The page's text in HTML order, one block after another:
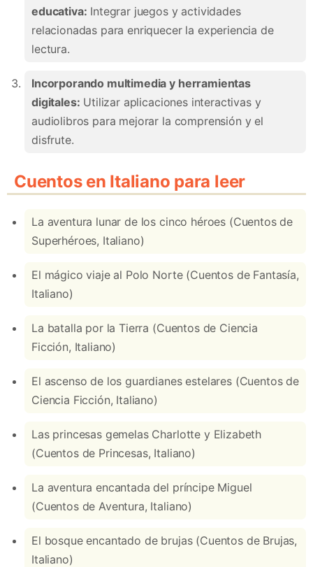
educativa: Integrar juegos y actividades
relacionadas para enriquecer la experiencia de
lectura.
Incorporando multimedia y herramientas
digitales: Utilizar aplicaciones interactivas y
audiolibros para mejorar la comprensión y el
disfrute.
Cuentos en Italiano para leer
La aventura lunar de los cinco héroes (Cuentos de
Superhéroes, Italiano)
El mágico viaje al Polo Norte (Cuentos de Fantasía,
Italiano)
La batalla por la Tierra (Cuentos de Ciencia
Ficción, Italiano)
El ascenso de los guardianes estelares (Cuentos de
Ciencia Ficción, Italiano)
Las princesas gemelas Charlotte y Elizabeth
(Cuentos de Princesas, Italiano)
La aventura encantada del príncipe Miguel
(Cuentos de Aventura, Italiano)
El bosque encantado de brujas (Cuentos de Brujas,
Italiano)